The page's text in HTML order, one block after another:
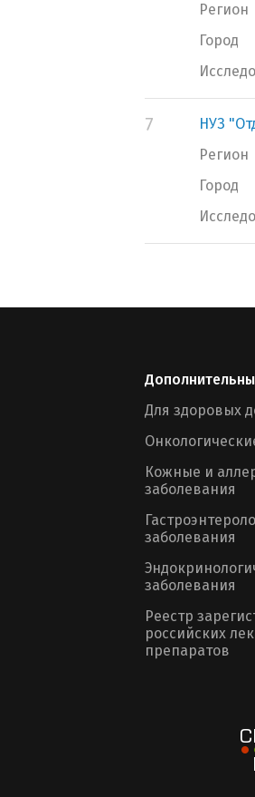
Регион
Город
7
НУЗ
Регион
Город
Для здоровых
Кожные и
заболевания
заболевания
заболевания
Реестр
российских
препаратов